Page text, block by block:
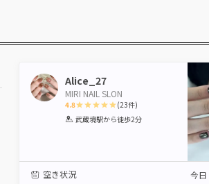
Alice_27
MIRI NAIL SLON
4.8
1 2 3 4 5
(23件)
武蔵境駅から徒歩2分
空き状況 今日